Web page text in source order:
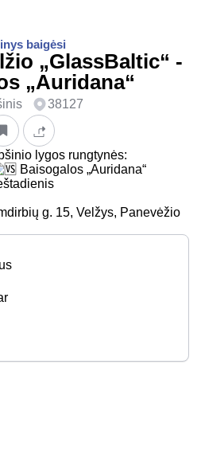
baigėsi
„GlassBaltic“ -
„Auridana“
38127
lygos rungtynės:
Baisogalos „Auridana“
g. 15, Velžys, Panevėžio